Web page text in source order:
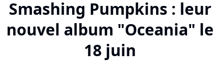
Smashing Pumpkins : leur
nouvel album "Oceania" le
18 juin